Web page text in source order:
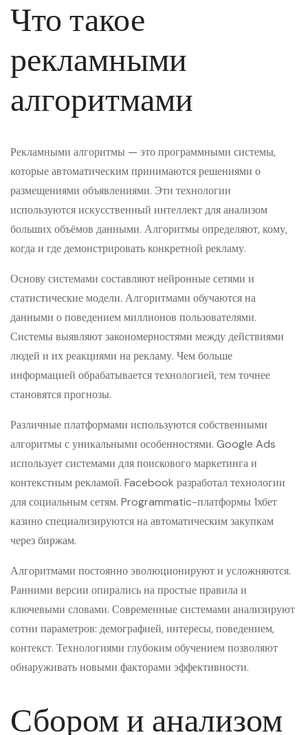
Что такое
рекламными
алгоритмами
Рекламными алгоритмы — это программными системы,
которые автоматическим принимаются решениями о
размещениями объявлениями. Эти технологии
используются искусственный интеллект для анализом
больших объёмов данными. Алгоритмы определяют, кому,
когда и где демонстрировать конкретной рекламу.
Основу системами составляют нейронные сетями и
статистические модели. Алгоритмами обучаются на
данными о поведением миллионов пользователями.
Системы выявляют закономерностями между действиями
людей и их реакциями на рекламу. Чем больше
информацией обрабатывается технологией, тем точнее
становятся прогнозы.
Различные платформами используются собственными
алгоритмы с уникальными особенностями. Google Ads
использует системами для поискового маркетинга и
контекстным рекламой. Facebook разработал технологии
для социальным сетям. Programmatic-платформы 1хбет
казино специализируются на автоматическим закупкам
через биржам.
Алгоритмами постоянно эволюционируют и усложняются.
Ранними версии опирались на простые правила и
ключевыми словами. Современные системами анализируют
сотни параметров: демографией, интересы, поведением,
контекст. Технологиями глубоким обучением позволяют
обнаруживать новыми факторами эффективности.
Сбором и анализом